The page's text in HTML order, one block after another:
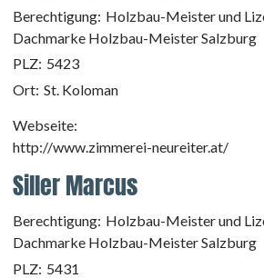
Berechtigung: Holzbau-Meister und
Dachmarke Holzbau-Meister Salzburg
PLZ: 5423
Ort: St. Koloman
Webseite:
http://www.zimmerei-neureiter.at/
Siller Marcus
Berechtigung: Holzbau-Meister und
Dachmarke Holzbau-Meister Salzburg
PLZ: 5431